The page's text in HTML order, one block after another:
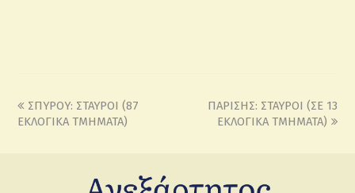
ΣΠΥΡΟΥ: ΣΤΑΥΡΟΙ (87
ΕΚΛΟΓΙΚΑ ΤΜΗΜΑΤΑ)
ΠΑΡΙΣΗΣ: ΣΤΑΥΡΟΙ (ΣΕ 13
ΕΚΛΟΓΙΚΑ ΤΜΗΜΑΤΑ)